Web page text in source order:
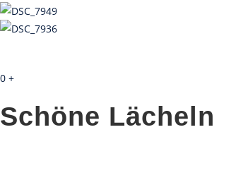
0 +
Schöne Lächeln